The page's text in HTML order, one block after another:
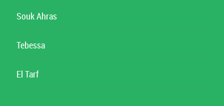
Souk Ahras
Tebessa
El Tarf